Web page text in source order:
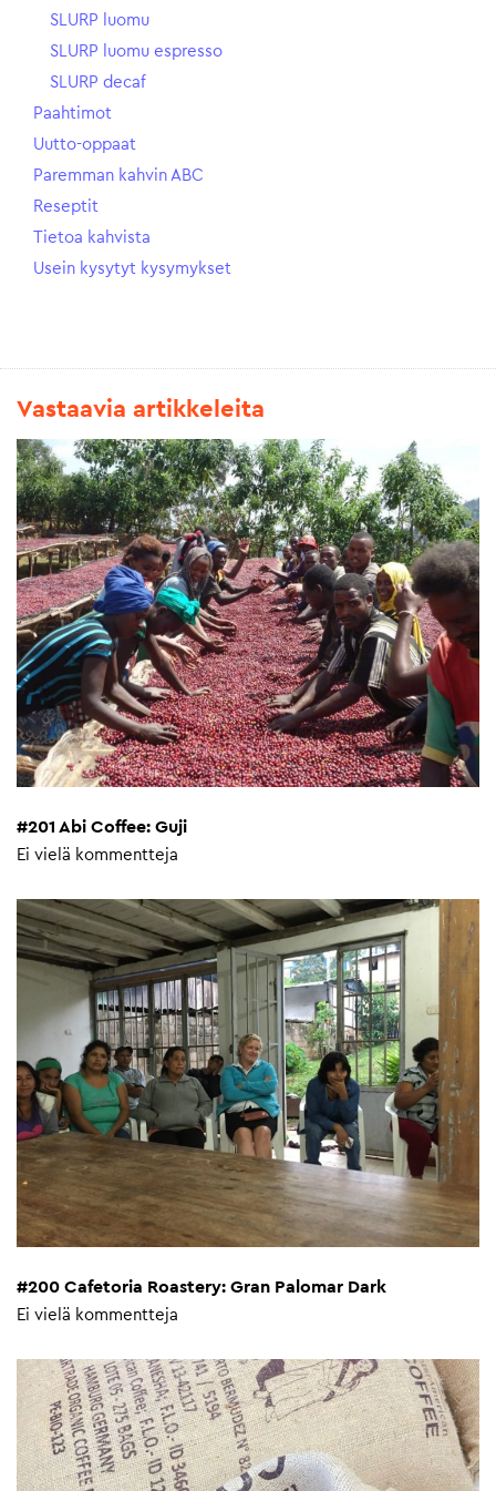
SLURP luomu
SLURP luomu espresso
SLURP decaf
Paahtimot
Uutto-oppaat
Paremman kahvin ABC
Reseptit
Tietoa kahvista
Usein kysytyt kysymykset
Vastaavia artikkeleita
#201 Abi Coffee: Guji
Ei vielä kommentteja
#200 Cafetoria Roastery: Gran Palomar Dark
Ei vielä kommentteja